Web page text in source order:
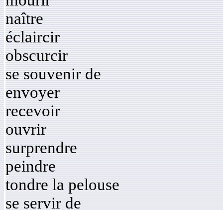
naître
éclaircir
obscurcir
se souvenir de
envoyer
recevoir
ouvrir
surprendre
peindre
tondre la pelouse
se servir de